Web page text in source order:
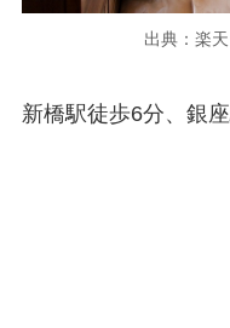
出典：楽
新橋駅徒歩6分、銀